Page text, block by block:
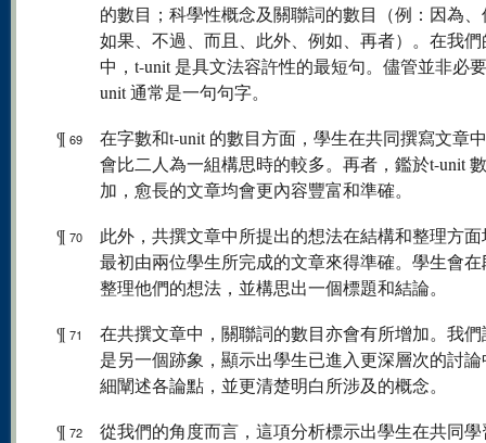
的數目；科學性概念及關聯詞的數目（例：因為
如果、不過、而且、此外、例如、再者）。在我
中，t-unit 是具文法容許性的最短句。儘管並非必
unit 通常是一句句字。
¶ 69
在字數和t-unit 的數目方面，學生在共同撰寫文章
會比二人為一組構思時的較多。再者，鑑於t-unit
加，愈長的文章均會更內容豐富和準確。
¶ 70
此外，共撰文章中所提出的想法在結構和整理方
最初由兩位學生所完成的文章來得準確。學生會
整理他們的想法，並構思出一個標題和結論。
¶ 71
在共撰文章中，關聯詞的數目亦會有所增加。我
是另一個跡象，顯示出學生已進入更深層次的討
細闡述各論點，並更清楚明白所涉及的概念。
¶ 72
從我們的角度而言，這項分析標示出學生在共同